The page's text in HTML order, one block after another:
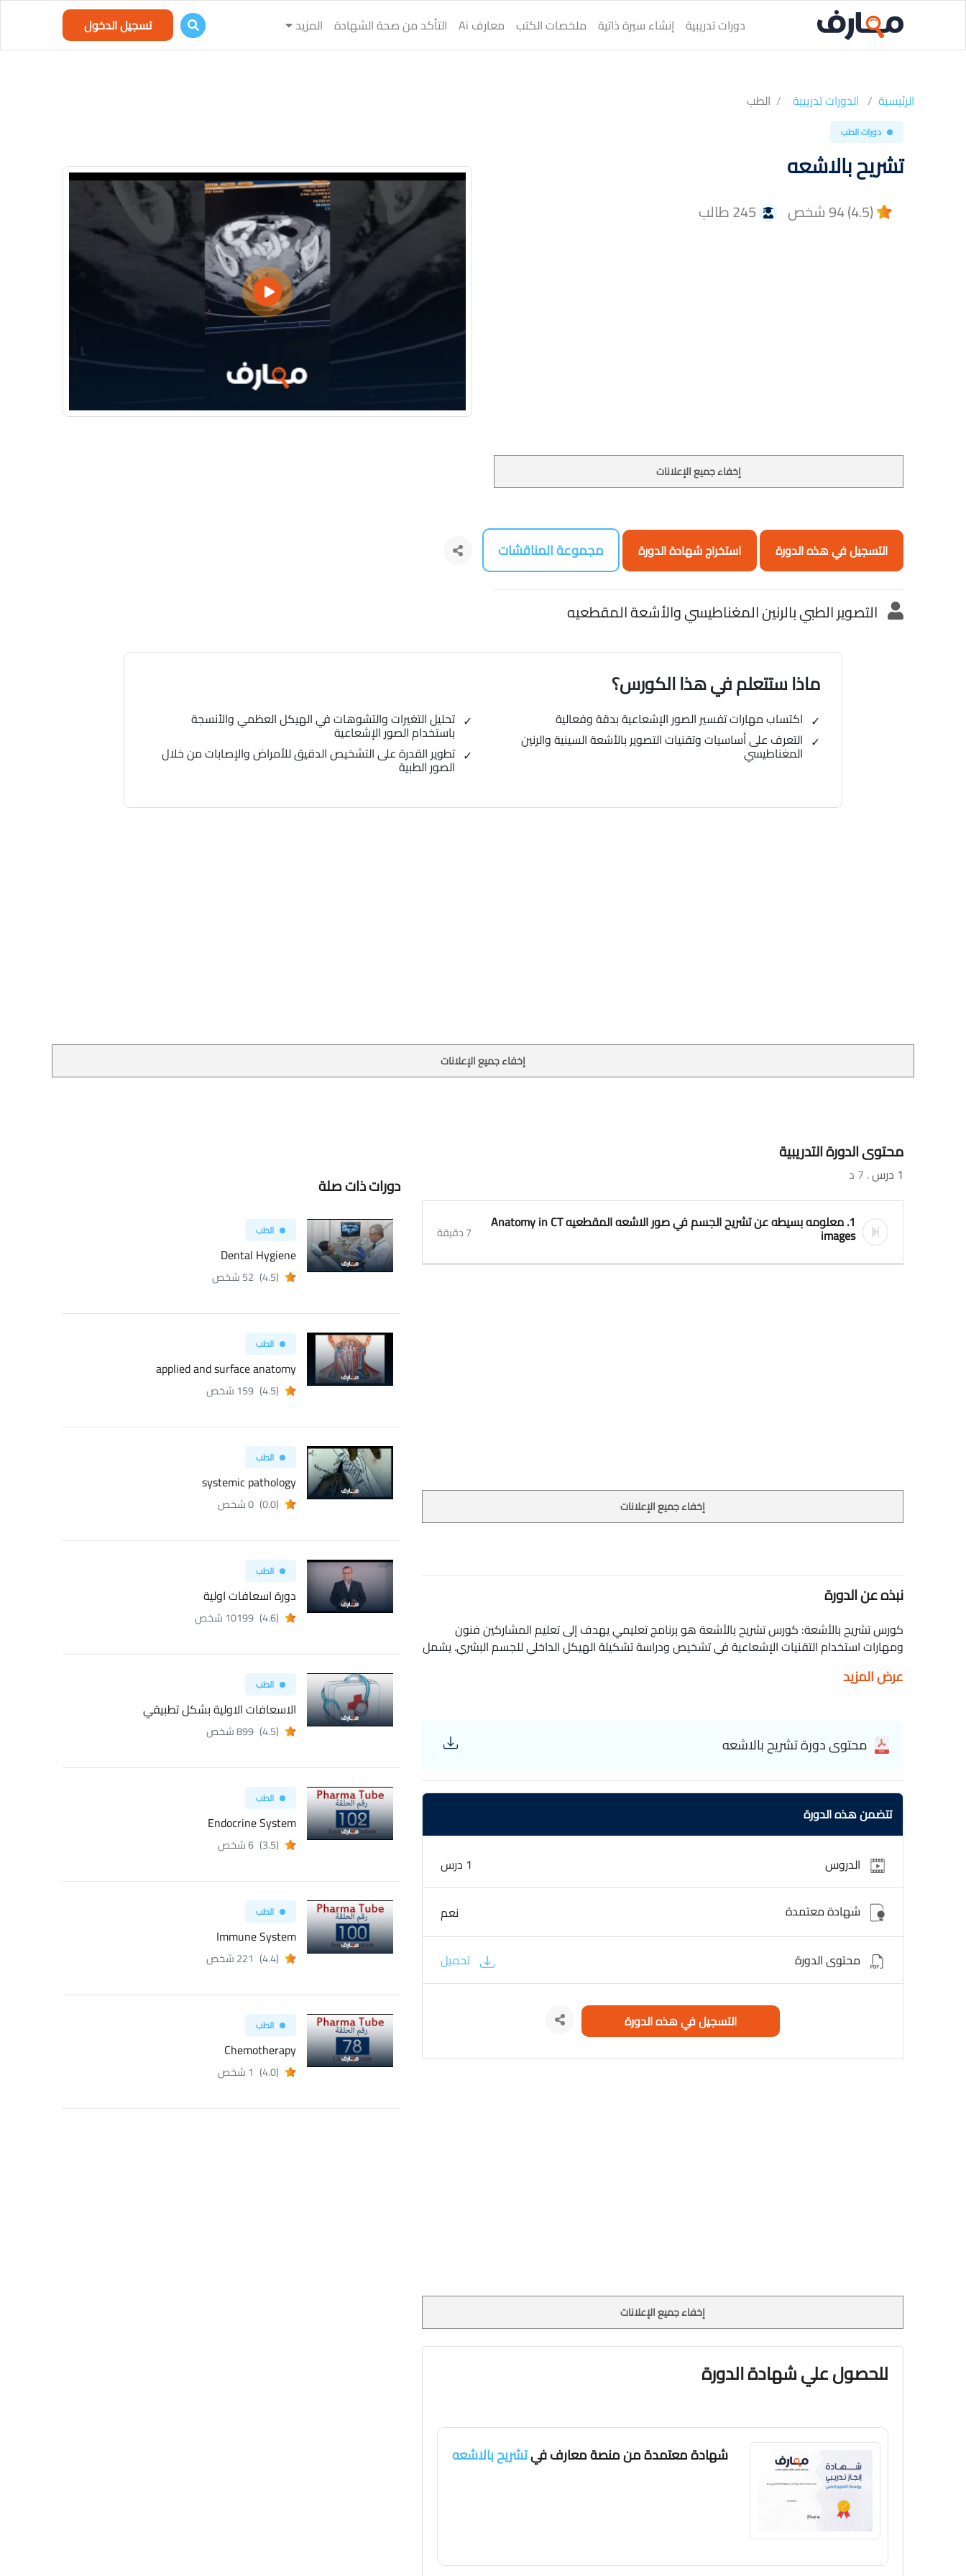
دورات تدريبية إنشاء سيرة ذاتية ملخصات الكتب معارف Ai التأكد من صحة الشهادة المزيد تسجيل الدخول
الرئيسية الدورات تدريبية الطب
دورات الطب
تشريح بالاشعه
(4.5) 94 شخص 245 طالب
إخفاء جميع الإعلانات
التسجيل في هذه الدورة استخراج شهادة الدورة مجموعة المناقشات
التصوير الطبي بالرنين المغناطيسي والأشعة المقطعيه
ماذا ستتعلم في هذا الكورس؟
اكتساب مهارات تفسير الصور الإشعاعية بدقة وفعالية
التعرف على أساسيات وتقنيات التصوير بالأشعة السينية والرنين
المغناطيسي
تحليل التغيرات والتشوهات في الهيكل العظمي والأنسجة
باستخدام الصور الإشعاعية
تطوير القدرة على التشخيص الدقيق للأمراض والإصابات من خلال
الصور الطبية
إخفاء جميع الإعلانات
محتوى الدورة التدريبية
1 درس . 7 د
1. معلومه بسيطه عن تشريح الجسم في صور الاشعه المقطعيه Anatomy in CT
images 7 دقيقة
إخفاء جميع الإعلانات
نبذه عن الدورة
كورس تشريح بالأشعة: كورس تشريح بالأشعة هو برنامج تعليمي يهدف إلى تعليم المشاركين فنون
ومهارات استخدام التقنيات الإشعاعية في تشخيص ودراسة تشكيلة الهيكل الداخلي للجسم البشري. يشمل
السينية والتصوير بالرنين المغناطيسي والتصوير بالمقطع المستعرض. ستبدأ الدروس بتعريف المشاركين
وكيفية استخدامها لتصوير هياكل العظام والأنسجة الناعمة بدقة. بالإضافة إلى ذلك، ستركز الدروس على
تحليل الصور الإشعاعية وتفسيرها. ستتعلم كيفية التعرف على التغيرات والتشوهات في الهيكل العظمي
تجهيز المشاركين بالمعرفة والمهارات اللازمة لتحليل وتفسير الصور الإشعاعية بشكل فعال. سيكون لديك
فهم عميق للهيكل الداخلي للجسم وقدرة على التعامل مع التحديات التشريحية المختلفة باستخدام
التقنيات الإشعاعية. التصوير الطبي بالرنين المغناطيسي والأشعة المقطعيه X-ray anatomy
عرض المزيد
محتوى دورة تشريح بالاشعه
تتضمن هذه الدورة
الدروس 1 درس
شهادة معتمدة نعم
محتوى الدورة تحميل
التسجيل في هذه الدورة
إخفاء جميع الإعلانات
للحصول علي شهادة الدورة
شهادة معتمدة من منصة معارف فيتشريح بالاشعه
دورات ذات صلة
الطب
Dental Hygiene
(4.5) 52 شخص
الطب
applied and surface anatomy
(4.5) 159 شخص
الطب
systemic pathology
(0.0) 0 شخص
الطب
دورة اسعافات اولية
(4.6) 10199 شخص
الطب
الاسعافات الاولية بشكل تطبيقي
(4.5) 899 شخص
الطب
Endocrine System
(3.5) 6 شخص
الطب
Immune System
(4.4) 221 شخص
الطب
Chemotherapy
(4.0) 1 شخص